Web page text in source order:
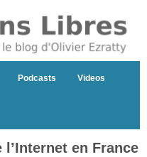
Podcasts Videos
l’Internet en France